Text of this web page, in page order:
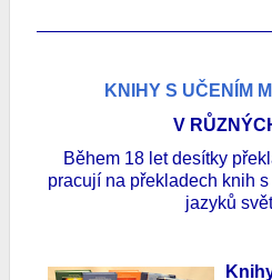
KNIHY S UČENÍM
V
Během 18 let desítky
pracují na překladech knih
jazyků